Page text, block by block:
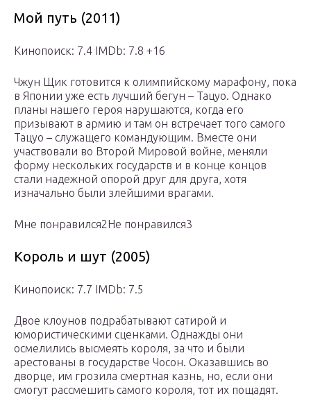
Мой путь (2011)
Кинопоиск: 7.4 IMDb: 7.8 +16
Чжун Щик готовится к олимпийскому марафону, пока
в Японии уже есть лучший бегун – Тацуо. Однако
планы нашего героя нарушаются, когда его
призывают в армию и там он встречает того самого
Тацуо – служащего командующим. Вместе они
участвовали во Второй Мировой войне, меняли
форму нескольких государств и в конце концов
стали надежной опорой друг для друга, хотя
изначально были злейшими врагами.
Мне понравился2Не понравился3
Король и шут (2005)
Кинопоиск: 7.7 IMDb: 7.5
Двое клоунов подрабатывают сатирой и
юмористическими сценками. Однажды они
осмелились высмеять короля, за что и были
арестованы в государстве Чосон. Оказавшись во
дворце, им грозила смертная казнь, но, если они
смогут рассмешить самого короля, тот их пощадят.